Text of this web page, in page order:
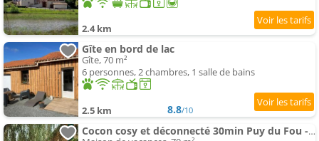
2.4 km
Gîte en bord de lac
Gîte, 70 m²
6 personnes, 2 chambres, 1 salle de bains
2.5 km 8.8/10
Cocon cosy et déconnecté 30min Puy du Fou - 2 chambres et 1 canapé lit